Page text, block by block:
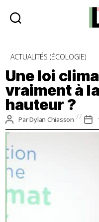
Catégories
ACTUALITÉS (ÉCOLOGIE)
Une loi
vraiment à la
hauteur ?
Auteur
de
ParDylan Chiasson
de